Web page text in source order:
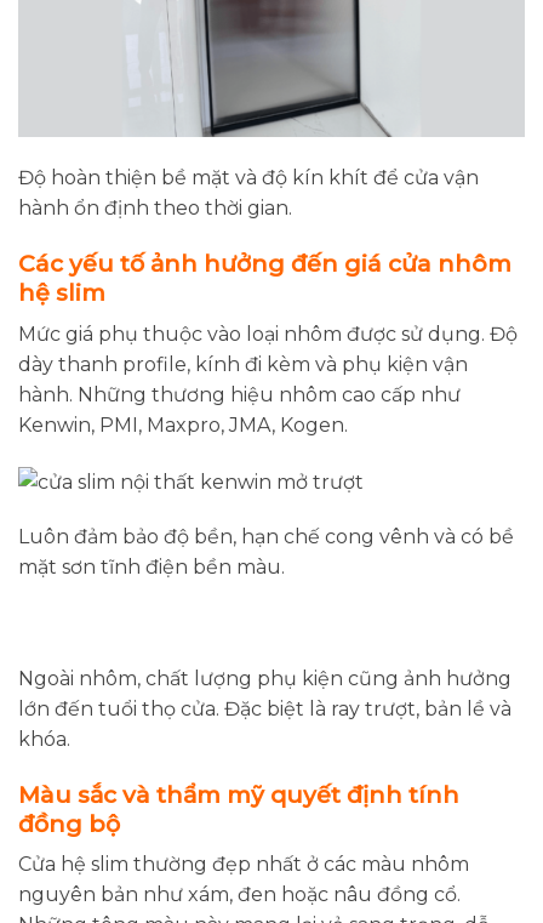
Độ hoàn thiện bề mặt và độ kín khít để cửa vận
hành ổn định theo thời gian.
Các yếu tố ảnh hưởng đến giá cửa nhôm
hệ slim
Mức giá phụ thuộc vào loại nhôm được sử dụng. Độ
dày thanh profile, kính đi kèm và phụ kiện vận
hành. Những thương hiệu nhôm cao cấp như
Kenwin, PMI, Maxpro, JMA, Kogen.
Luôn đảm bảo độ bền, hạn chế cong vênh và có bề
mặt sơn tĩnh điện bền màu.
Ngoài nhôm, chất lượng phụ kiện cũng ảnh hưởng
lớn đến tuổi thọ cửa. Đặc biệt là ray trượt, bản lề và
khóa.
Màu sắc và thẩm mỹ quyết định tính
đồng bộ
Cửa hệ slim thường đẹp nhất ở các màu nhôm
nguyên bản như xám, đen hoặc nâu đồng cổ.